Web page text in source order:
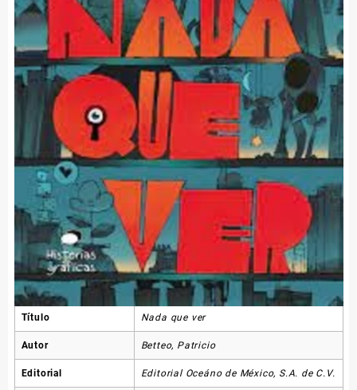
Título Nada que ver
Autor Betteo, Patricio
Editorial Editorial Oceáno de México, S.A. de C.V.